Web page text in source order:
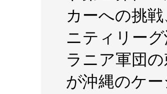
カーへの挑
ニティリー
ラニア軍団
が沖縄のケ